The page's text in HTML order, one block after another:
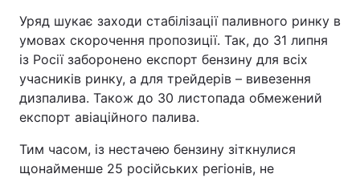
Уряд шукає заходи стабілізації паливного ринку в
умовах скорочення пропозиції. Так, до 31 липня
із Росії заборонено експорт бензину для всіх
учасників ринку, а для трейдерів – вивезення
дизпалива. Також до 30 листопада обмежений
експорт авіаційного палива.
Тим часом, із нестачею бензину зіткнулися
щонайменше 25 російських регіонів, не